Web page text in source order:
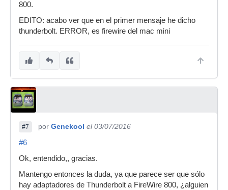
800.
EDITO: acabo ver que en el primer mensaje he dicho
thunderbolt. ERROR, es firewire del mac mini
#7 por Genekool el 03/07/2016
#6
Ok, entendido,, gracias.
Mantengo entonces la duda, ya que parece ser que sólo
hay adaptadores de Thunderbolt a FireWire 800, ¿alguien